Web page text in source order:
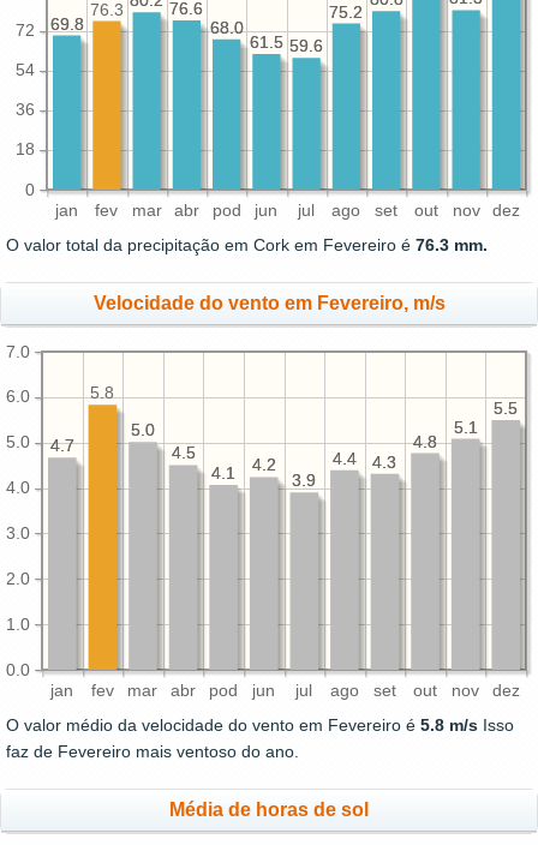
jan fev mar abr pod jun jul ago set out nov dez
0
18
36
54
72
75.2
59.6
61.5
68.0
76.6
69.8
75.2
59.6
61.5
68.0
76.6
76.3
69.8
O valor total da precipitação em Cork em Fevereiro é 76.3 mm.
Velocidade do vento em Fevereiro, m/s
jan fev mar abr pod jun jul ago set out nov dez
0.0
1.0
2.0
3.0
4.0
5.0
6.0
7.0
5.5
5.1
4.8
4.3
4.4
3.9
4.2
4.1
4.5
5.0
4.7
5.5
5.1
4.8
4.3
4.4
3.9
4.2
4.1
4.5
5.0
5.8
4.7
O valor médio da velocidade do vento em Fevereiro é 5.8 m/s Isso
faz de Fevereiro mais ventoso do ano.
Média de horas de sol